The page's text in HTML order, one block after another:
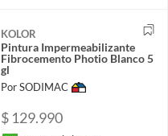
KOLOR
Pintura Impermeabilizante
Fibrocemento Photio Blanco 5
gl
Por SODIMAC
$ 129.990